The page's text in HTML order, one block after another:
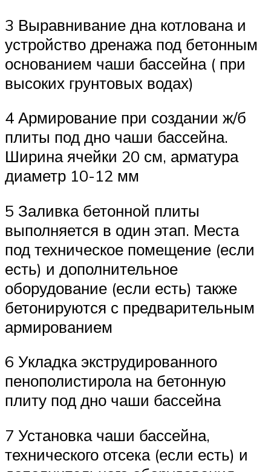
3 Выравнивание дна котлована и
устройство дренажа под бетонным
основанием чаши бассейна ( при
высоких грунтовых водах)
4 Армирование при создании ж/б
плиты под дно чаши бассейна.
Ширина ячейки 20 см, арматура
диаметр 10-12 мм
5 Заливка бетонной плиты
выполняется в один этап. Места
под техническое помещение (если
есть) и дополнительное
оборудование (если есть) также
бетонируются с предварительным
армированием
6 Укладка экструдированного
пенополистирола на бетонную
плиту под дно чаши бассейна
7 Установка чаши бассейна,
технического отсека (если есть) и